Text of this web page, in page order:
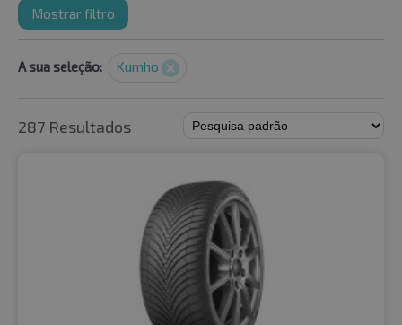
Mostrar filtro
A sua seleção: Kumho
287 Resultados